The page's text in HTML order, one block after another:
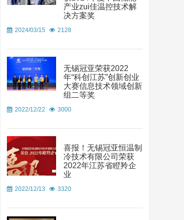
产业zui佳温控技术解
决方案奖
2024/03/15 2128
无锡冠亚荣获2022
年“科创江苏”创新创业
大赛信息技术领域创新
组二等奖
2022/12/22 3000
喜报！无锡冠亚恒温制
冷技术有限公司荣获
2022年江苏省瞪羚企
业
2022/12/13 3320